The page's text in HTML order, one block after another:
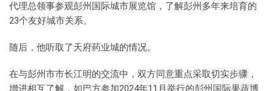
代理总领事参观彭州国际城市展览馆，了解彭州多年来培育的
23个友好城市关系。
随后，他听取了天府药业城的情况。
在与彭州市市长江明的交流中，双方同意重点采取切实步骤，
增进相互了解，如巴方参加2024年11月举行的彭州国际果蔬博